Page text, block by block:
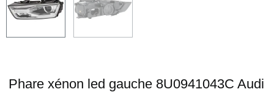
Phare xénon led gauche 8U0941043C Audi